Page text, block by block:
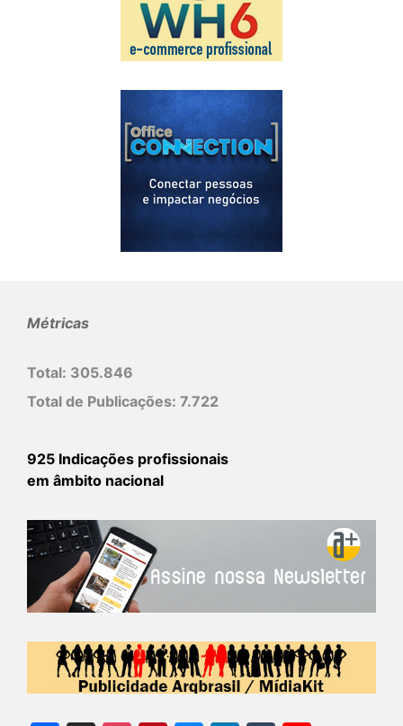
Métricas
Total: 305.846
Total de Publicações: 7.722
925 Indicações profissionais
em âmbito nacional